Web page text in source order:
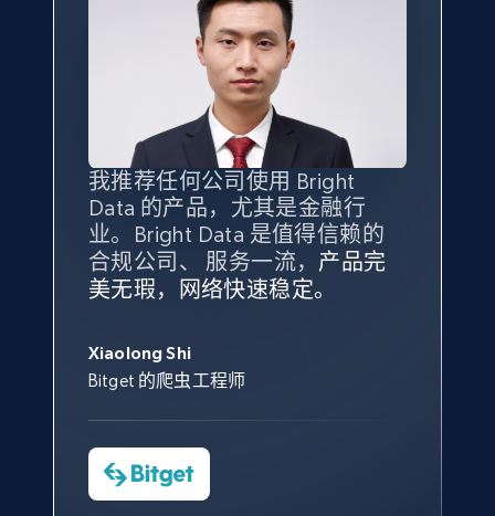
我推荐任何公司使用 Bright
Data 的产品，尤其是金融行
业。Bright Data 是值得信赖的
合规公司、 服务一流， 产品完
美无瑕，网络快速稳定。
Xiaolong Shi
Bitget 的爬虫工程师
Bright Data 拥有自有代理基础
设施，助您持续获取网络数据。
帮助您轻松绕过烦人的验证码
（CAPTCHA）。
数据科学专家
根据我的使用体验，Bright Data
的服务价值不可估量。Bright
共网络数据以满足需求，并通过
其支持团队和开发团队，让我们
Charmagne Cruz
—— Shopee Philippines Inc. 报告与分析、
最重要的是拥有质量 最好、
最多的数据，而这正是 Bright
Data 和 tgndata 发挥作用的地
方。
tgndata 的首席执行官 (CEO)
我们对 Bright Data 的可靠性印
象深刻，对整体服务也非常满
沟通，他的协助对我们非常有帮
助。
Convert Group 的 CTO
我们对与 Bright Data 的合作感
到非常满意。各方面都很不错，
服务和支持团队也非常认可。